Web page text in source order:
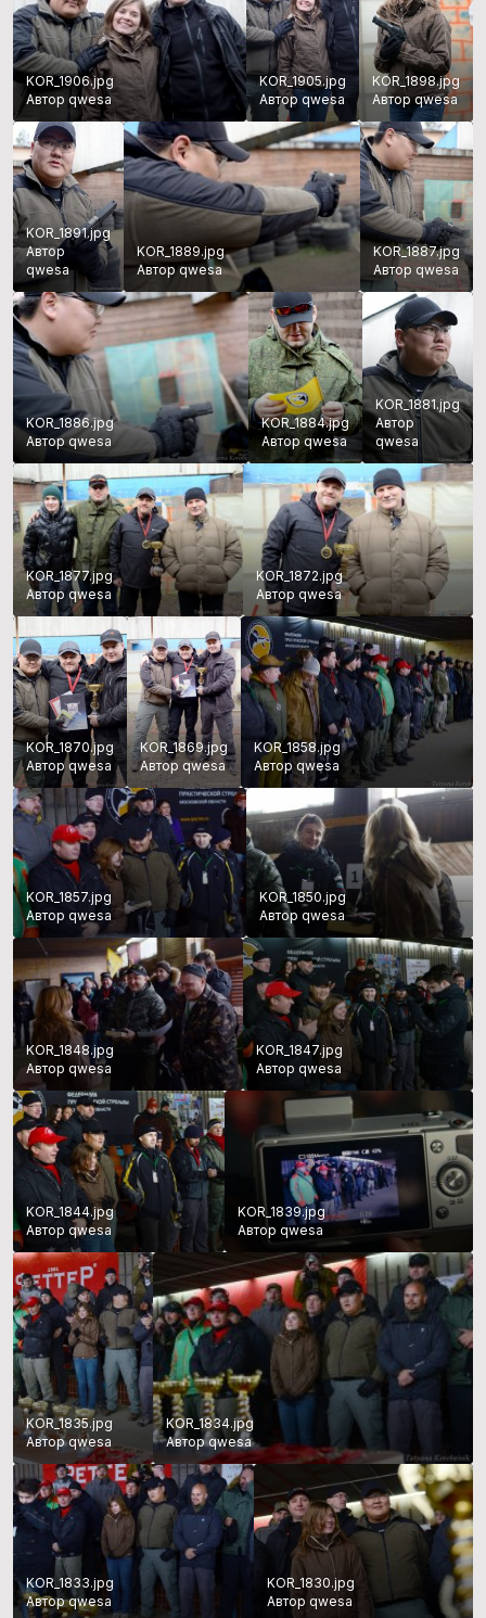
KOR_1906.jpg
Автор qwesa
KOR_1905.jpg
Автор qwesa
KOR_1898.jpg
Автор qwesa
KOR_1891.jpg
Автор
qwesa
KOR_1889.jpg
Автор qwesa
KOR_1887.jpg
Автор qwesa
KOR_1886.jpg
Автор qwesa
KOR_1884.jpg
Автор qwesa
KOR_1881.jpg
Автор
qwesa
KOR_1877.jpg
Автор qwesa
KOR_1872.jpg
Автор qwesa
KOR_1870.jpg
Автор qwesa
KOR_1869.jpg
Автор qwesa
KOR_1858.jpg
Автор qwesa
KOR_1857.jpg
Автор qwesa
KOR_1850.jpg
Автор qwesa
KOR_1848.jpg
Автор qwesa
KOR_1847.jpg
Автор qwesa
KOR_1844.jpg
Автор qwesa
KOR_1839.jpg
Автор qwesa
KOR_1835.jpg
Автор qwesa
KOR_1834.jpg
Автор qwesa
KOR_1833.jpg
Автор qwesa
KOR_1830.jpg
Автор qwesa